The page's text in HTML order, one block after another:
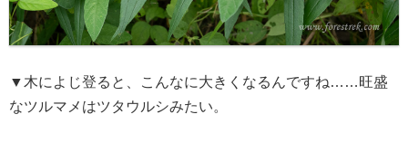
▼木によじ登ると、こんなに大きくなるんですね……旺盛
なツルマメはツタウルシみたい。